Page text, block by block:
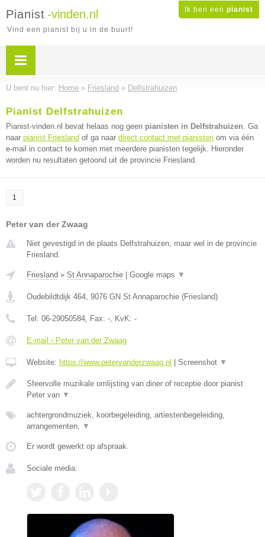
Ik ben een pianist
Pianist -vinden.nl
Vind een pianist bij u in de buurt!
U bent nu hier: Home » Friesland » Delfstrahuizen
Pianist Delfstrahuizen
Pianist-vinden.nl bevat helaas nog geen pianisten in Delfstrahuizen. Ga
naar pianist Friesland of ga naar direct contact met pianisten om via één
e-mail in contact te komen met meerdere pianisten tegelijk. Hieronder
worden nu resultaten getoond uit de provincie Friesland.
1
Peter van der Zwaag
Niet gevestigd in de plaats Delfstrahuizen, maar wel in de provincie
Friesland.
Friesland » St Annaparochie Google maps ▼
Oudebildtdijk 464, 9076 GN St Annaparochie (Friesland)
Tel: 06-29050584, Fax: -, KvK: -
E-mail › Peter van der Zwaag
Website: https://www.petervanderzwaag.nl Screenshot ▼
Sfeervolle muzikale omlijsting van diner of receptie door pianist
Peter van ▼
achtergrondmuziek, koorbegeleiding, artiestenbegeleiding,
arrangementen, ▼
Er wordt gewerkt op afspraak.
Sociale media: